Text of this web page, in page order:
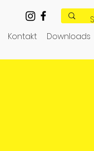
Kontakt Downloads